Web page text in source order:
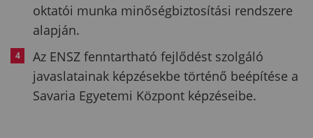
oktatói munka minőségbiztosítási rendszere
alapján.
Az ENSZ fenntartható fejlődést szolgáló
javaslatainak képzésekbe történő beépítése a
Savaria Egyetemi Központ képzéseibe.